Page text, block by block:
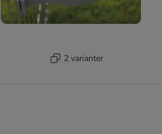
2 varianter